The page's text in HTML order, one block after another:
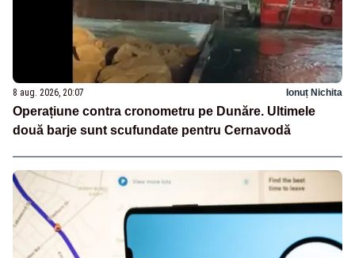
8 aug. 2026, 20:07 Ionuț Nichita
Operațiune contra cronometru pe Dunăre. Ultimele
două barje sunt scufundate pentru Cernavodă